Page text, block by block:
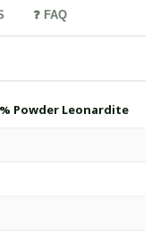
❓ FAQ
Powder Leonardite